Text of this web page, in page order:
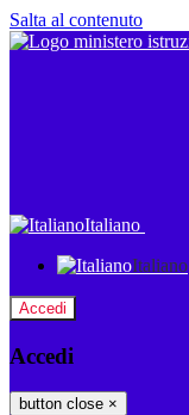
Salta al contenuto
Italiano
Italiano
Accedi
Accedi
button close ×